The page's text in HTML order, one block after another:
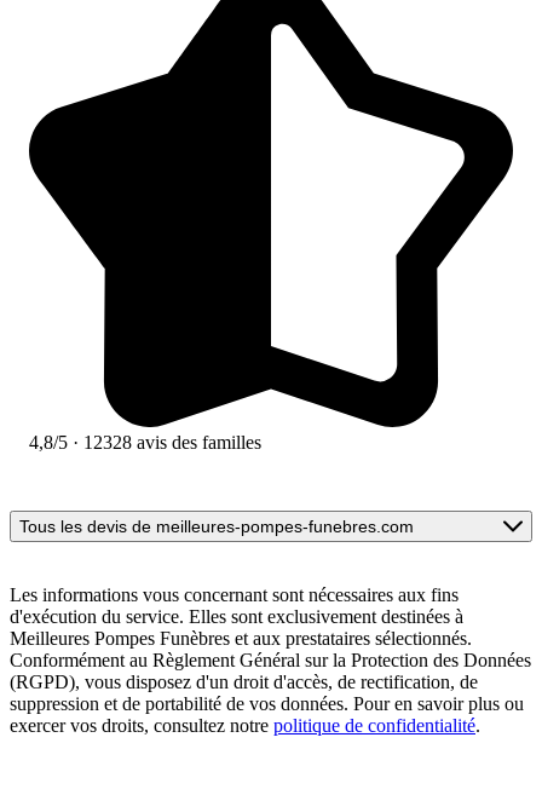
4,8/5 · 12328 avis des familles
Tous les devis de meilleures-pompes-funebres.com
Les informations vous concernant sont nécessaires aux fins
d'exécution du service. Elles sont exclusivement destinées à
Meilleures Pompes Funèbres et aux prestataires sélectionnés.
Conformément au Règlement Général sur la Protection des Données
(RGPD), vous disposez d'un droit d'accès, de rectification, de
suppression et de portabilité de vos données. Pour en savoir plus ou
exercer vos droits, consultez notre politique de confidentialité.